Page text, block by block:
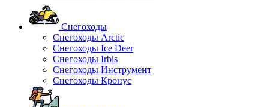
Снегоходы
Снегоходы Arctic
Снегоходы Ice Deer
Снегоходы Irbis
Снегоходы Инструмент
Снегоходы Кронус